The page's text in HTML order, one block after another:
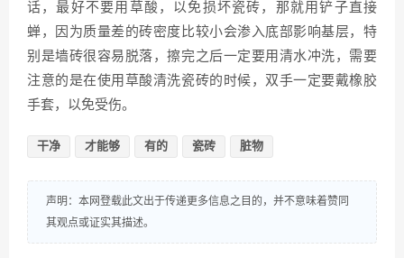
话，最好不要用草酸，以免损坏瓷砖，那就用铲子直接
蝉，因为质量差的砖密度比较小会渗入底部影响基层，特
别是墙砖很容易脱落，擦完之后一定要用清水冲洗，需要
注意的是在使用草酸清洗瓷砖的时候，双手一定要戴橡胶
手套，以免受伤。
干净 才能够 有的 瓷砖 脏物
声明：本网登载此文出于传递更多信息之目的，并不意味着赞同
其观点或证实其描述。